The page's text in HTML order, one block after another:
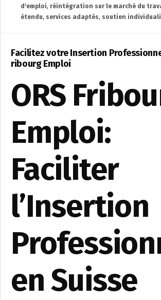
d'emploi, réintégration sur le marché du
étendu, services adaptés, soutien
Facilitez votre Insertion
ribourg Emploi
ORS
Emploi:
Faciliter
l’Insertion
en Suisse